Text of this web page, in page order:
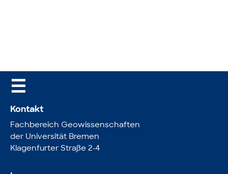
☰
Kontakt
Fachbereich Geowissenschaften
der Universität Bremen
Klagenfurter Straße 2-4